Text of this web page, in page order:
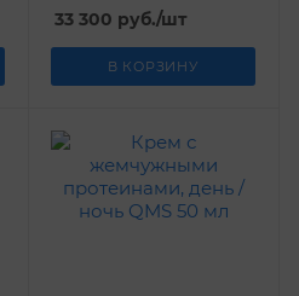
33 300 руб./шт
В КОРЗИНУ